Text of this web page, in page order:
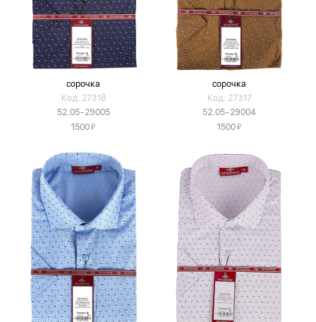
сорочка
Код: 27318
52.05-29005
1500Я
сорочка
Код: 27317
52.05-29004
1500Я